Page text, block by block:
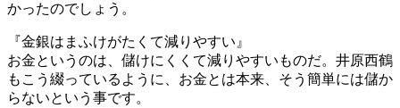
かったのでしょう。
『金銀はまふけがたくて減りやすい』
お金というのは、儲けにくくて減りやすいものだ。井原西鶴
もこう綴っているように、お金とは本来、そう簡単には儲か
らないという事です。